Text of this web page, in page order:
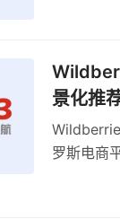
景化推
罗斯电商